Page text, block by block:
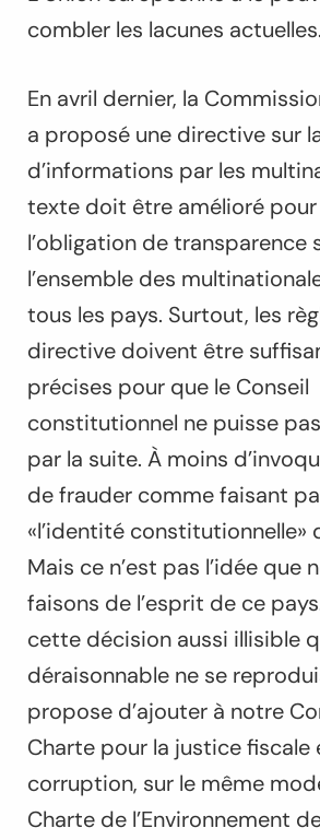
combler les lacunes actuelles.
En avril dernier, la
a proposé une directive sur
d’informations par les
texte doit être amélioré
l’obligation de transparence
l’ensemble des
tous les pays. Surtout, les
directive doivent être
précises pour que le Conseil
constitutionnel ne puisse
par la suite. À moins
de frauder comme faisant
«l’identité constitutionnelle»
Mais ce n’est pas l’idée que
faisons de l’esprit de ce
cette décision aussi illisible
déraisonnable ne se
propose d’ajouter à notre
Charte pour la justice fiscale
corruption, sur le même
Charte de l’Environnement